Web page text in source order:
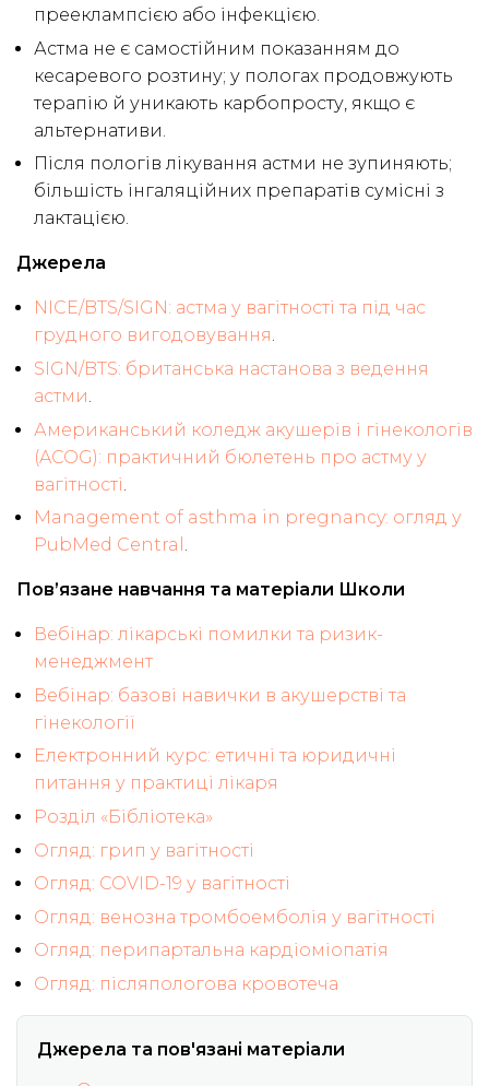
прееклампсією або інфекцією.
Астма не є самостійним показанням до
кесаревого розтину; у пологах продовжують
терапію й уникають карбопросту, якщо є
альтернативи.
Після пологів лікування астми не зупиняють;
більшість інгаляційних препаратів сумісні з
лактацією.
Джерела
NICE/BTS/SIGN: астма у вагітності та під час
грудного вигодовування.
SIGN/BTS: британська настанова з ведення
астми.
Американський коледж акушерів і гінекологів
(ACOG): практичний бюлетень про астму у
вагітності
Management of asthma in pregnancy: огляд у
PubMed Central .
Пов’язане навчання та матеріали Школи
Вебінар: лікарські помилки та ризик-
менеджмент
Вебінар: базові навички в акушерстві та
гінекології
Електронний курс: етичні та юридичні
питання у практиці лікаря
Розділ «Бібліотека»
Огляд: грип у вагітності
Огляд: COVID-19 у вагітності
Огляд: венозна тромбоемболія у вагітності
Огляд: перипартальна кардіоміопатія
Огляд: післяпологова кровотеча
Джерела та пов'язані матеріали